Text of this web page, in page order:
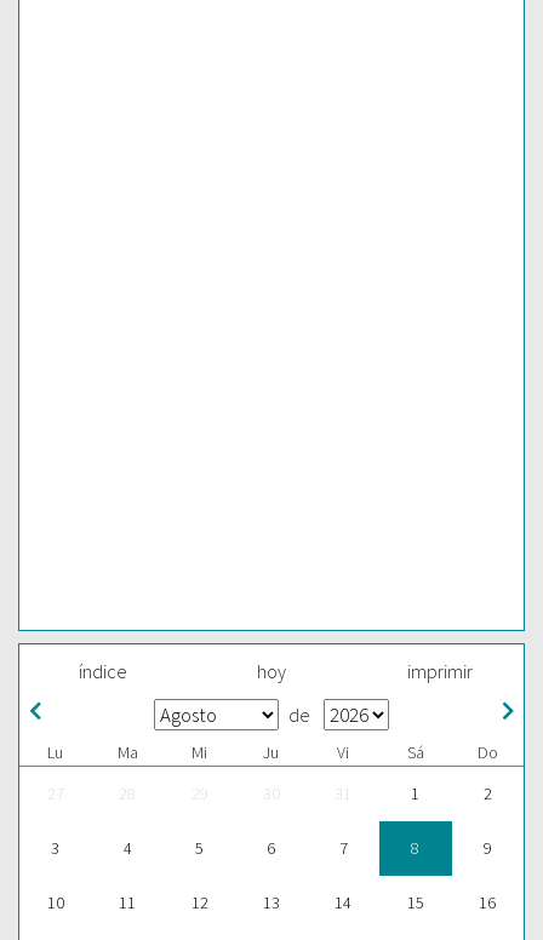
índice hoy imprimir
de
Lu Ma Mi Ju Vi Sá
Do
27
28 29 30 31 1 2
3 4 5 6 7 8 9
10 11 12 13 14 15 16